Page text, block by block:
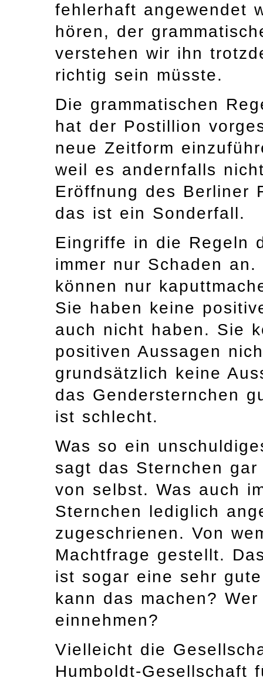
fehlerhaft angewendet
hören, der
verstehen wir ihn
richtig sein müsste.
Die grammatischen
hat der Postillion
neue Zeitform
weil es andernfalls
Eröffnung des Berliner
das ist ein Sonderfall.
Eingriffe in die Regeln
immer nur Schaden
können nur
Sie haben keine
auch nicht haben. Sie
positiven Aussagen
grundsätzlich keine
das Gendersternchen
ist schlecht.
Was so ein
sagt das Sternchen
von selbst. Was auch
Sternchen lediglich
zugeschrienen. Von
Machtfrage gestellt.
ist sogar eine sehr
kann das machen?
einnehmen?
Vielleicht die
Humboldt-Gesellschaft